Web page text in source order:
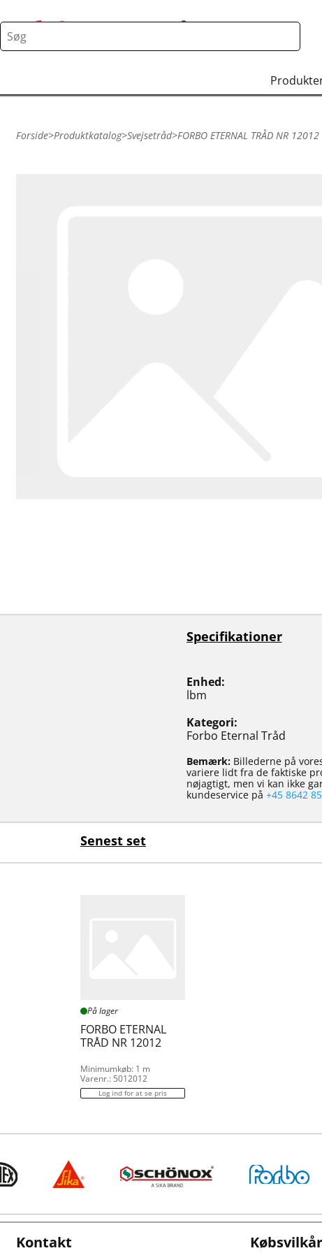
Forside>Produktkatalog>Svejsetråd>FORBO ETERNAL TRÅD NR 12012
Specifikationer
Enhed
lbm
Kategori
Forbo Eternal Tråd
Bemærk:Billederne på
variere lidt fra de faktiske
nøjagtigt, men vi kan ikke
kundeservice på +45 8642
Senest set
På lager
FORBO ETERNAL
TRÅD NR 12012
Minimumkøb: 1 m
Varenr.: 5012012
Log ind for at se pris
Kontakt Købsvilkår